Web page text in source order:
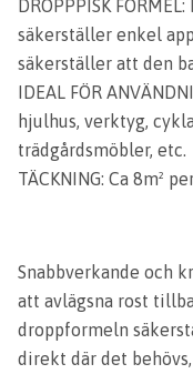
DROPPPISK
säkerställer enkel
säkerställer att den
IDEAL FÖR
hjulhus, verktyg,
trädgårdsmöbler, etc.
TÄCKNING: Ca 8m²
Snabbverkande och
att avlägsna rost
droppformeln
direkt där det